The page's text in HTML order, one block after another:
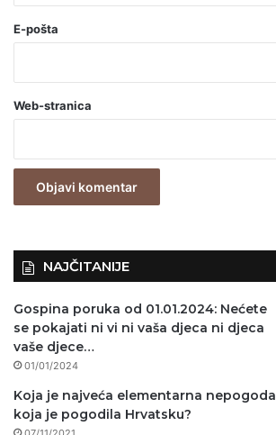
o
a
v
z
E-pošta
Web-stranica
NAJČITANIJE
Gospina poruka od 01.01.2024: Nećete
se pokajati ni vi ni vaša djeca ni djeca
vaše djece…
01/01/2024
Koja je najveća elementarna nepogoda
koja je pogodila Hrvatsku?